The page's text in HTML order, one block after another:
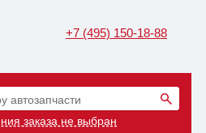
+7 (495) 150-18-88
автозапчасти
заказа не выбран